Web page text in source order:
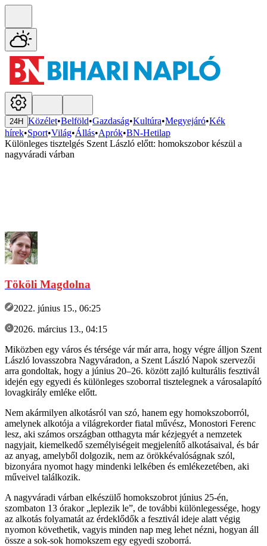
24H Közélet•Belföld•Gazdaság•Kultúra•Megyejáró•Kék
hírek•Sport•Világ•Állás•Aprók•BN-Hetilap
Különleges tisztelgés Szent László előtt: homokszobor készül a
nagyváradi várban
Tököli Magdolna
2022. június 15., 06:25
2026. március 13., 04:15
Miközben egy város és térsége vár már arra, hogy végre álljon Szent
László lovasszobra Nagyváradon, a Szent László Napok szervezői
arra gondoltak, hogy a június 20–26. között zajló kulturális fesztivál
idején egy egyedi és különleges szoborral tisztelegnek a városalapító
lovagkirály emléke előtt.
Nem akármilyen alkotásról van szó, hanem egy homokszoborról,
amelynek alkotója a világrekorder fiatal művész, Monostori Ferenc
lesz, aki számos országban otthagyta már kézjegyét a nemzetek
nagyjait, kiemelkedő személyiségeit megjelenítő alkotásaival, és bár
az anyag, amelyből dolgozik, nem az örökkévalóságnak szól,
bizonyára nyomot hagy mindenki lelkében és emlékezetében, aki
műveivel találkozik.
A nagyváradi várban elkészülő homokszobrot június 25-én,
szombaton 13 órakor „leplezik le”, de további különlegessége, hogy
az alkotás folyamatát az érdeklődők a fesztivál ideje alatt végig
nyomon követhetik, vagyis minden nap meg lehet nézni, hogyan áll
össze a sok-sok homokszem egy egyedi szoborrá.